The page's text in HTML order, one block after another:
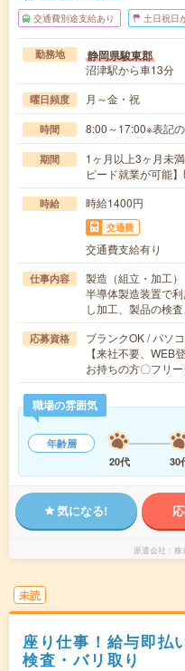
交通費別途支給あり 土日祝日
勤務地 静岡県駿東郡
沼津駅から車13分
曜日頻度 月～金・祝
時間 8:00～17:00※表記
期間
1ヶ月以上3ヶ月未
ピード就業が可能
時給 時給1400円
交通費
交通費支給有り
仕事内容
製造（組立・加工）
半導体製造装置で
し加工、製品の検
応募資格
ブランクOK / パソ
【来社不要、WEB
お持ちの方〇フリ
職場の雰囲気
年齢層
20代
30
気になる!
派遣会社 株
未読
座り仕事！給与即払
検査・バリ取り